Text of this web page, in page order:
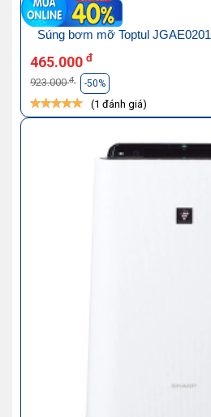
Súng bơm mỡ Toptul JGAE0201
465.000 đ
923.000đ -50%
(1 đánh giá)